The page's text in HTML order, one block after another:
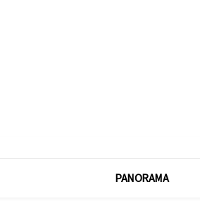
PANORAMA